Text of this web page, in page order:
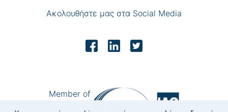
Ακολουθήστε μας στα Social Media
Member of